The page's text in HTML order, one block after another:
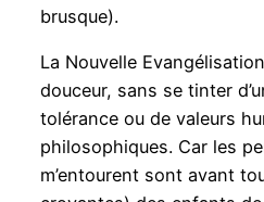
brusque).
La Nouvelle
douceur, sans se tinter
tolérance ou de valeurs
philosophiques. Car les
m’entourent sont avant